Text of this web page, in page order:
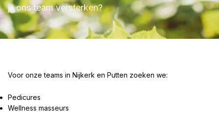
jij ons team versterken?
Voor onze teams in Nijkerk en Putten zoeken we:
Pedicures
Wellness masseurs